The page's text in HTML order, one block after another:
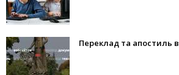
Переклад та апостиль